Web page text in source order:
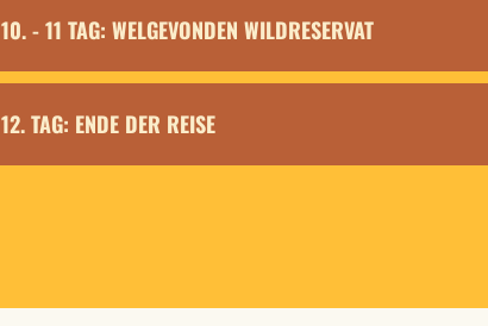
10. - 11 TAG: WELGEVONDEN WILDRESERVAT
12. TAG: ENDE DER REISE